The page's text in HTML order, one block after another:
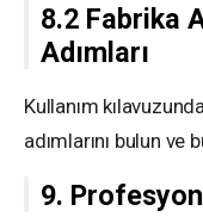
8.2 Fabrika
Adımları
Kullanım
adımlarını bulun
9.